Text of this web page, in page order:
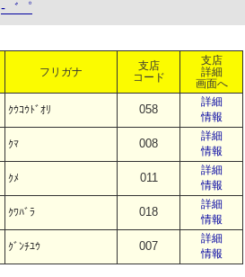
-゛゜
フリガナ
支店
コード
支店
詳細
画面へ
ｸｳｺｳﾄﾞｵﾘ 058
詳細
情報
ｸﾏ 008
詳細
情報
ｸﾒ 011
詳細
情報
ｸﾜﾊﾞﾗ 018
詳細
情報
ｸﾞﾝﾁﾕｳ 007
詳細
情報